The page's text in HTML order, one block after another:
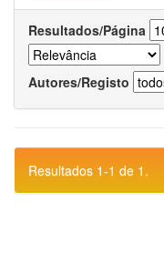
Resultados/Página
Autores/Registo
Resultados 1-1 de 1.